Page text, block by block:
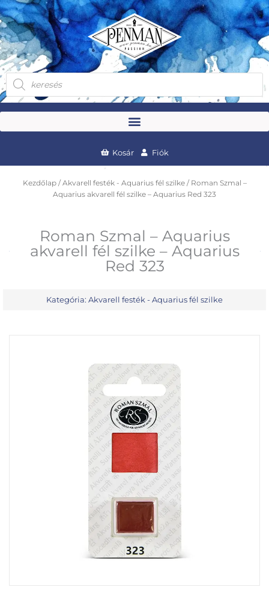
Skip
to
content
Products
search
Kosár Fiók
Kezdőlap/Akvarell festék - Aquarius fél szilke/ Roman Szmal –
Aquarius akvarell fél szilke – Aquarius Red 323
Roman Szmal – Aquarius
akvarell fél szilke – Aquarius
Red 323
Kategória: Akvarell festék - Aquarius fél szilke